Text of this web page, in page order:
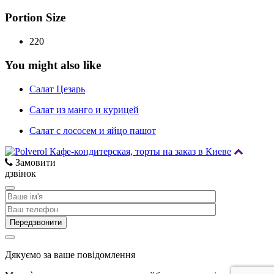
Portion Size
220
You might also like
Cалат Цезарь
Салат из манго и курицей
Салат с лососем и яйцо пашот
Замовити
дзвінок
Дякуємо за ваше повідомлення